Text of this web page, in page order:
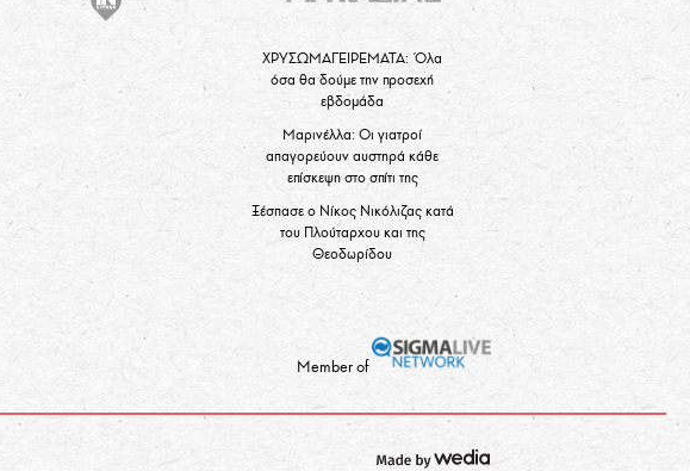
ΧΡΥΣΩΜΑΓΕΙΡΕΜΑΤΑ: Όλα
όσα θα δούμε την προσεχή
εβδομάδα
Μαρινέλλα: Οι γιατροί
απαγορεύουν αυστηρά κάθε
επίσκεψη στο σπίτι της
Ξέσπασε ο Νίκος Νικόλιζας κατά
του Πλούταρχου και της
Θεοδωρίδου
Member of